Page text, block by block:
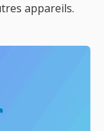
appareils.